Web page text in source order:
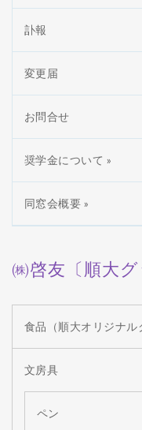
訃報
変更届
お問合せ
奨学金について »
同窓会概要 »
㈱啓友〔順大グ
食品（順大オリジナル
文房具
ペン